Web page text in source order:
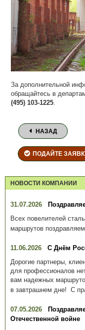
За дополнительной
обращайтесь в
(495) 103-1225
НАЗАД
ПОДАЙТЕ
НОВОСТИ КОМПАНИИ
31.07.2026
Всех повелителей
маршрутов
11.06.2026
С Днём
Дорогие партнеры,
для профессионалов
вам надежных
в завтрашнем дне! С
07.05.2026
Отечественной войне